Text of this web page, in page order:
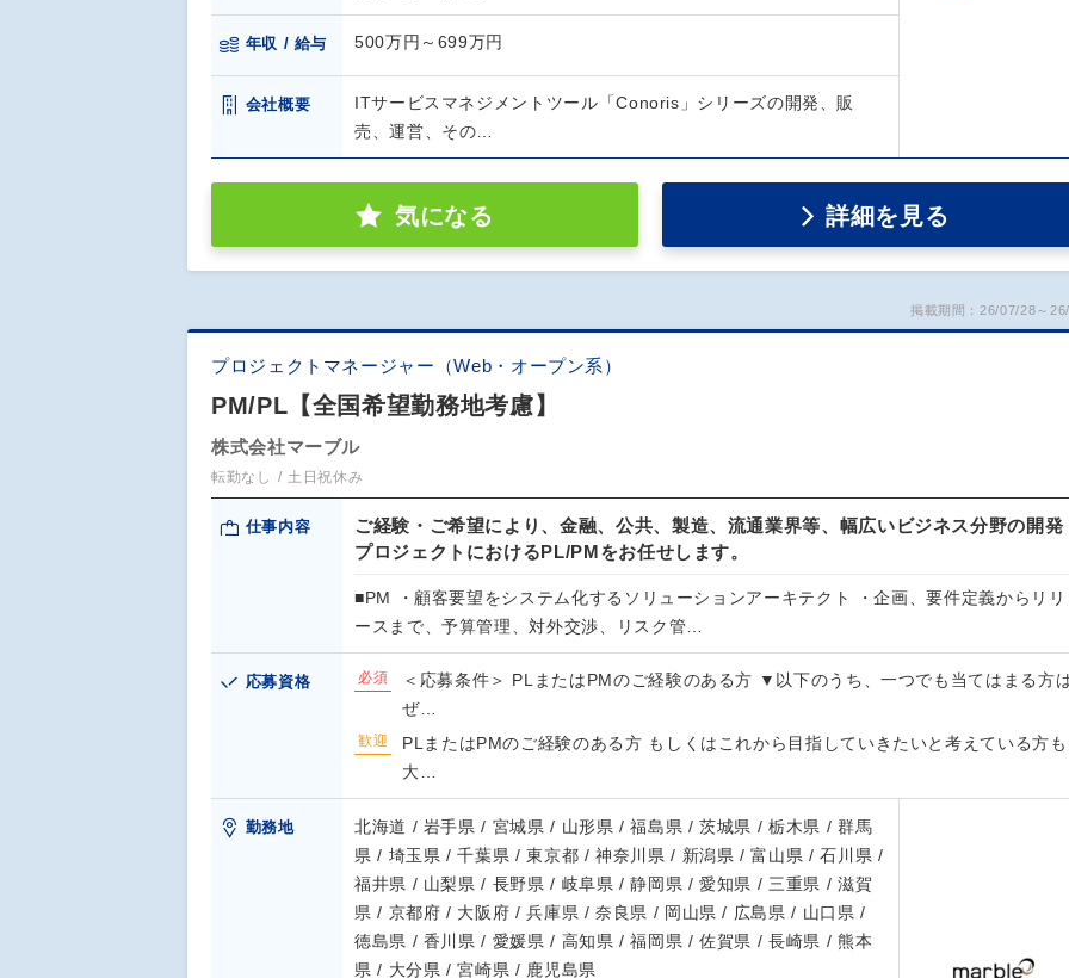
年収 / 給与 500万円～699万円
会社概要
ITサービスマネジメントツール「Conoris」シリーズの開発、販
売、運営、その…
気になる 詳細を見る
掲載期間：26/07/28～
プロジェクトマネージャー（Web・オープン系）
PM/PL【全国希望勤務地考慮】
株式会社マーブル
転勤なし 土日祝休み
仕事内容
ご経験・ご希望により、金融、公共、製造、流通業界等、幅広いビジネス分野の開発
プロジェクトにおけるPL/PMをお任せします。
■PM ・顧客要望をシステム化するソリューションアーキテクト ・企画、要件定義からリリ
ースまで、予算管理、対外交渉、リスク管…
応募資格 必須
＜応募条件＞ PLまたはPMのご経験のある方 ▼以下のうち、一つでも当てはまる方
ぜ…
歓迎
PLまたはPMのご経験のある方 もしくはこれから目指していきたいと考えている方も
大…
勤務地
北海道 / 岩手県 / 宮城県 / 山形県 / 福島県 / 茨城県 / 栃木県 / 群馬
県 / 埼玉県 / 千葉県 / 東京都 / 神奈川県 / 新潟県 / 富山県 / 石川県 /
福井県 / 山梨県 / 長野県 / 岐阜県 / 静岡県 / 愛知県 / 三重県 / 滋賀
県 / 京都府 / 大阪府 / 兵庫県 / 奈良県 / 岡山県 / 広島県 / 山口県 /
徳島県 / 香川県 / 愛媛県 / 高知県 / 福岡県 / 佐賀県 / 長崎県 / 熊本
県 / 大分県 / 宮崎県 / 鹿児島県